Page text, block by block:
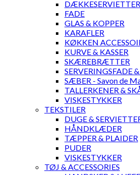
FADE
GLAS & KOPPER
KARAFLER
KØKKEN
KURVE & KASSER
SKÆREBRÆTTER
SERVERINGSFADE
SÆBER - Savon de
TALLERKENER &
VISKESTYKKER
TEKSTILER
DUGE &
HÅNDKLÆDER
TÆPPER & PLAIDER
PUDER
VISKESTYKKER
TØJ & ACCESSORIES